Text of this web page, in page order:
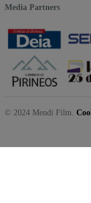
Media Partners
© 2024 Mendi Film.